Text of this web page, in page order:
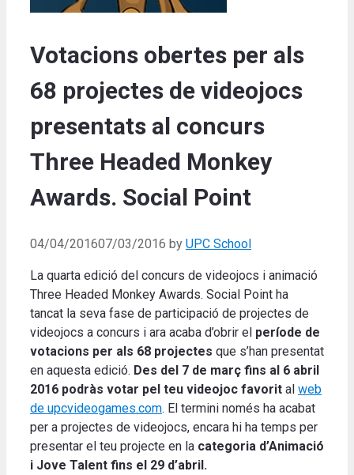
Votacions obertes per als
68 projectes de videojocs
presentats al concurs
Three Headed Monkey
Awards. Social Point
04/04/201607/03/2016 by UPC School
La quarta edició del concurs de videojocs i animació
Three Headed Monkey Awards. Social Point ha
tancat la seva fase de participació de projectes de
videojocs a concurs i ara acaba d’obrir el període de
votacions per als 68 projectes que s’han presentat
en aquesta edició. Des del 7 de març fins al 6 abril
2016 podràs votar pel teu videojoc favorit al web
de upcvideogames.com. El termini només ha acabat
per a projectes de videojocs, encara hi ha temps per
presentar el teu projecte en la categoria d’Animació
i Jove Talent fins el 29 d’abril.